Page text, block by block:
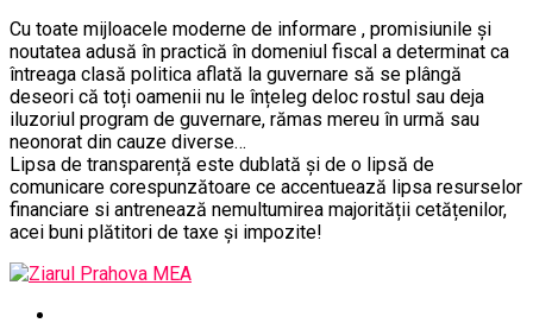
Cu toate mijloacele moderne de informare , promisiunile și
noutatea adusă în practică în domeniul fiscal a determinat ca
întreaga clasă politica aflată la guvernare să se plângă
deseori că toți oamenii nu le înțeleg deloc rostul sau deja
iluzoriul program de guvernare, rămas mereu în urmă sau
neonorat din cauze diverse…
Lipsa de transparență este dublată și de o lipsă de
comunicare corespunzătoare ce accentuează lipsa resurselor
financiare si antrenează nemultumirea majorității cetățenilor,
acei buni plătitori de taxe și impozite!